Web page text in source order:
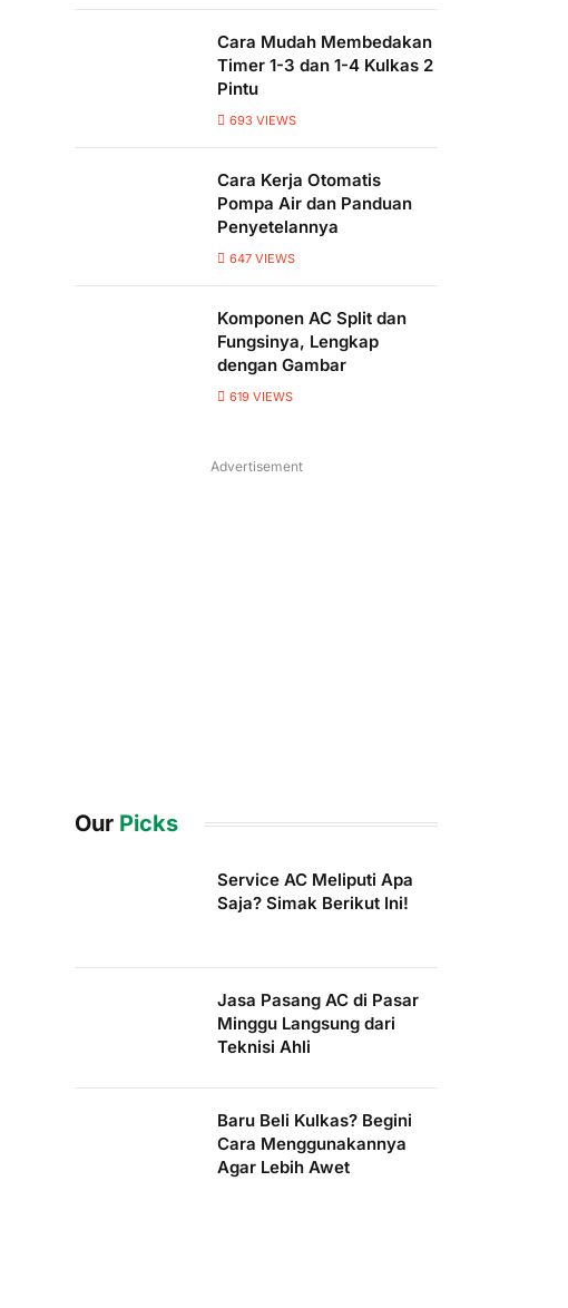
Cara Mudah Membedakan
Timer 1-3 dan 1-4 Kulkas 2
Pintu
693 VIEWS
Cara Kerja Otomatis
Pompa Air dan Panduan
Penyetelannya
647 VIEWS
Komponen AC Split dan
Fungsinya, Lengkap
dengan Gambar
619 VIEWS
Advertisement
Our Picks
Service AC Meliputi Apa
Saja? Simak Berikut Ini!
Jasa Pasang AC di Pasar
Minggu Langsung dari
Teknisi Ahli
Baru Beli Kulkas? Begini
Cara Menggunakannya
Agar Lebih Awet